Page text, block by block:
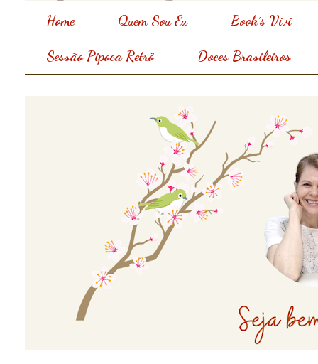
Home Quem Sou Eu Book´s Vivi
Sessão Pipoca Retrô Doces Brasileiros